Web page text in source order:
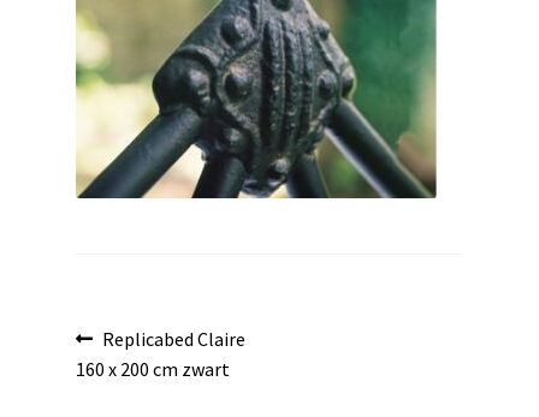
Bericht
navigatie
Vorig
bericht:
Replicabed Claire
160 x 200 cm zwart